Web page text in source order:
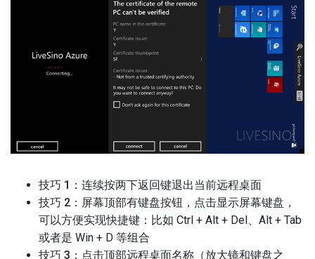
技巧 1 ：连续按两下返回键退出当前远程桌面
技巧 2 ：屏幕顶部有键盘按钮，点击显示屏幕键盘，
可以方便实现快捷键：比如 Ctrl + Alt + Del、Alt + Tab
或者是 Win + D 等组合
技巧 3 ：点击顶部远程桌面名称（放大镜和键盘之